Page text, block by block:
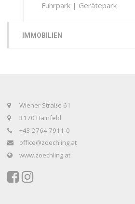
Fuhrpark | Gerätepark
IMMOBILIEN
Wiener Straße 61
3170 Hainfeld
+43 2764 7911-0
office@zoechling.at
www.zoechling.at